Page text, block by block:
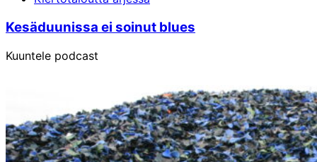
Kesä­duunissa ei soinut blues
Kuuntele podcast